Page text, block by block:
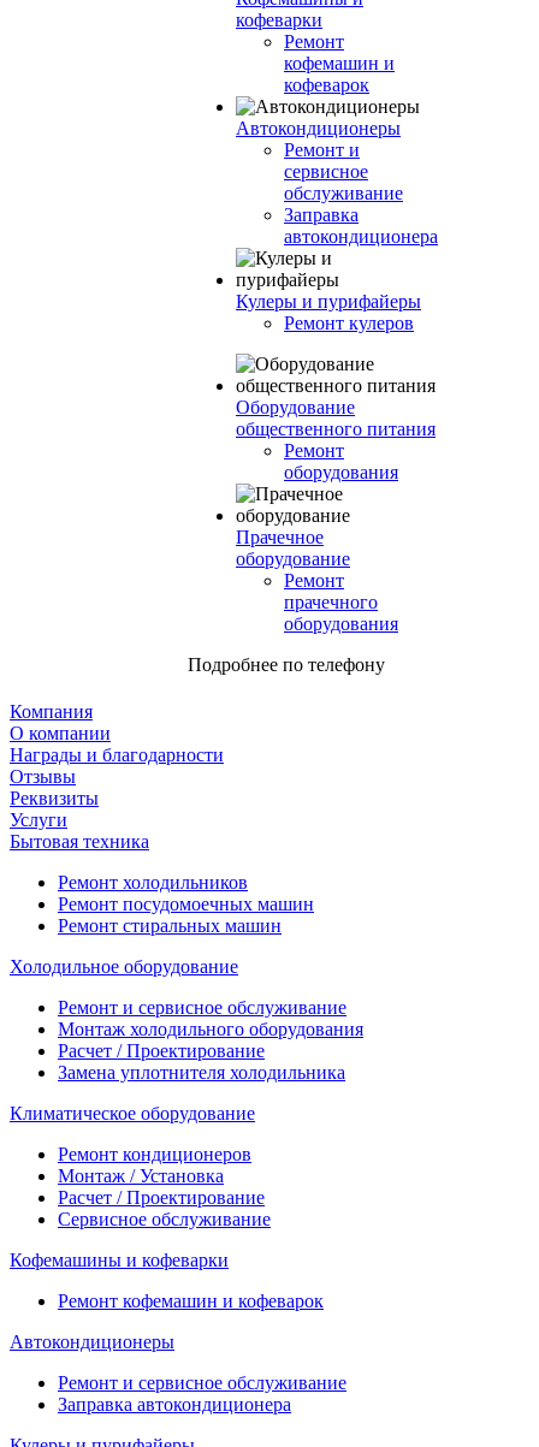
кофеварки
Ремонт
кофемашин и
кофеварок
Автокондиционеры
Ремонт и
сервисное
обслуживание
Заправка
автокондиционера
Кулеры и пурифайеры
Ремонт кулеров
Оборудование
общественного питания
Ремонт
оборудования
Прачечное
оборудование
Ремонт
прачечного
оборудования
Подробнее по телефону
Компания
О компании
Награды и благодарности
Отзывы
Реквизиты
Услуги
Бытовая техника
Ремонт холодильников
Ремонт посудомоечных машин
Ремонт стиральных машин
Холодильное оборудование
Ремонт и сервисное обслуживание
Монтаж холодильного оборудования
Расчет / Проектирование
Замена уплотнителя холодильника
Климатическое оборудование
Ремонт кондиционеров
Монтаж / Установка
Расчет / Проектирование
Сервисное обслуживание
Кофемашины и кофеварки
Ремонт кофемашин и кофеварок
Автокондиционеры
Ремонт и сервисное обслуживание
Заправка автокондиционера